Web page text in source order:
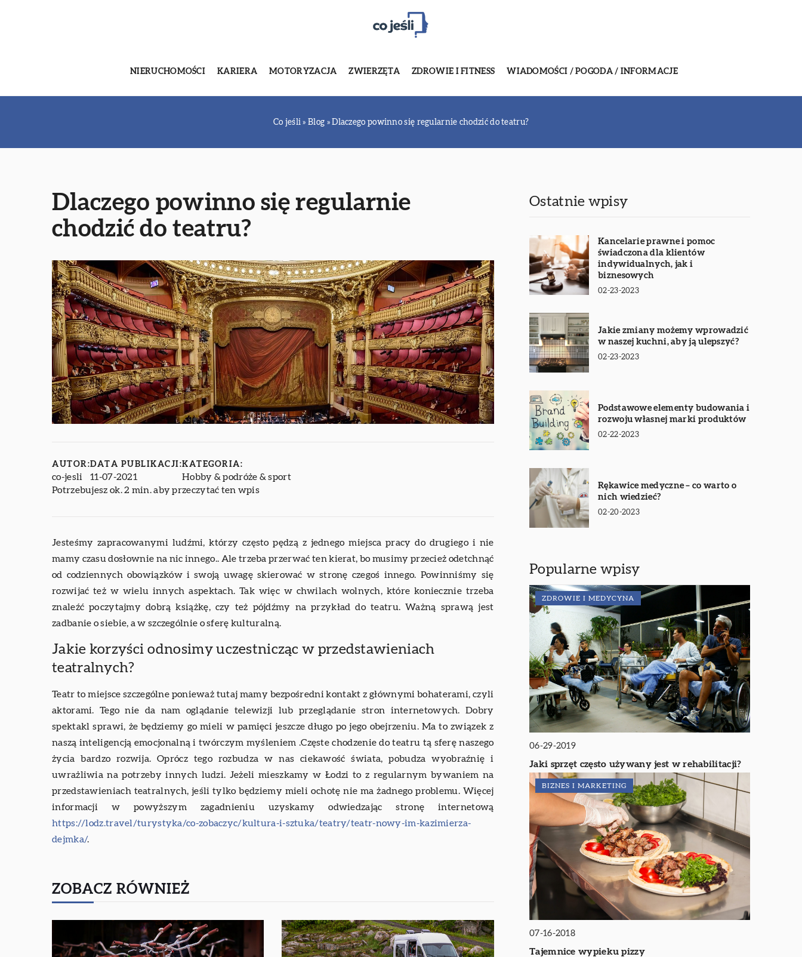
NIERUCHOMOŚCI KARIERA MOTORYZACJA ZWIERZĘTA ZDROWIE I FITNESS WIADOMOŚCI / POGODA / INFORMACJE
Co jeśli »Blog »Dlaczego powinno się regularnie chodzić do teatru?
Dlaczego powinno się regularnie
chodzić do teatru?
AUTOR:
co-jesli
DATA PUBLIKACJI:
11-07-2021
KATEGORIA:
Hobby & podróże & sport
Potrzebujesz ok. 2 min. aby przeczytać ten wpis
Jesteśmy zapracowanymi ludźmi, którzy często pędzą z jednego miejsca pracy do drugiego i nie
mamy czasu dosłownie na nic innego.. Ale trzeba przerwać ten kierat, bo musimy przecież odetchnąć
od codziennych obowiązków i swoją uwagę skierować w stronę czegoś innego. Powinniśmy się
rozwijać też w wielu innych aspektach. Tak więc w chwilach wolnych, które koniecznie trzeba
znaleźć poczytajmy dobrą książkę, czy też pójdźmy na przykład do teatru. Ważną sprawą jest
zadbanie o siebie, a w szczególnie o sferę kulturalną.
Jakie korzyści odnosimy uczestnicząc w przedstawieniach
teatralnych?
Teatr to miejsce szczególne ponieważ tutaj mamy bezpośredni kontakt z głównymi bohaterami, czyli
aktorami. Tego nie da nam oglądanie telewizji lub przeglądanie stron internetowych. Dobry
spektakl sprawi, że będziemy go mieli w pamięci jeszcze długo po jego obejrzeniu. Ma to związek z
naszą inteligencją emocjonalną i twórczym myśleniem .Częste chodzenie do teatru tą sferę naszego
życia bardzo rozwija. Oprócz tego rozbudza w nas ciekawość świata, pobudza wyobraźnię i
uwrażliwia na potrzeby innych ludzi. Jeżeli mieszkamy w Łodzi to z regularnym bywaniem na
przedstawieniach teatralnych, jeśli tylko będziemy mieli ochotę nie ma żadnego problemu. Więcej
informacji w powyższym zagadnieniu uzyskamy odwiedzając stronę internetową
https://lodz.travel/turystyka/co-zobaczyc/kultura-i-sztuka/teatry/teatr-nowy-im-kazimierza-
dejmka/.
ZOBACZ RÓWNIEŻ
Ostatnie wpisy
Kancelarie prawne i pomoc
świadczona dla klientów
indywidualnych, jak i
biznesowych
02-23-2023
Jakie zmiany możemy wprowadzić
w naszej kuchni, aby ją ulepszyć?
02-23-2023
Podstawowe elementy budowania i
rozwoju własnej marki produktów
02-22-2023
Rękawice medyczne – co warto o
nich wiedzieć?
02-20-2023
Popularne wpisy
ZDROWIE I MEDYCYNA
06-29-2019
Jaki sprzęt często używany jest w rehabilitacji?
BIZNES I MARKETING
07-16-2018
Tajemnice wypieku pizzy